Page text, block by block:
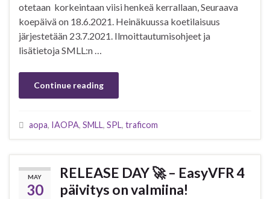
otetaan korkeintaan viisi henkeä kerrallaan, Seuraava
koepäivä on 18.6.2021. Heinäkuussa koetilaisuus
järjestetään 23.7.2021. Ilmoittautumisohjeet ja
lisätietoja SMLL:n …
Continue reading
aopa, IAOPA, SMLL, SPL, traficom
MAY
30
RELEASE DAY 🚀 – EasyVFR 4
päivitys on valmiina!